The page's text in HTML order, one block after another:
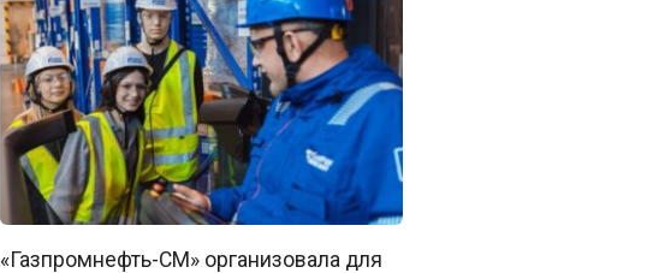
«Газпромнефть-СМ» организовала для